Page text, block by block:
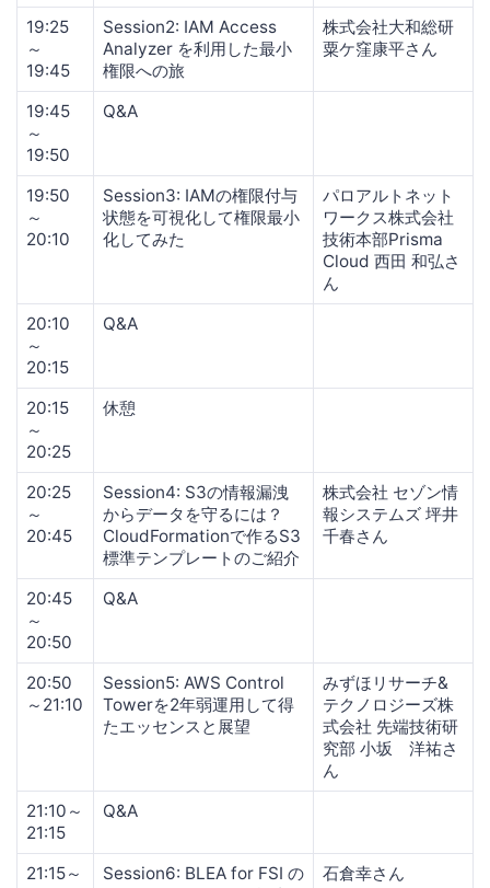
19:25
～
19:45
Session2: IAM Access
Analyzer を利用した最小
権限への旅
株式会社大和総研
粟ケ窪康平さん
19:45
～
19:50
Q&A
19:50
～
20:10
Session3: IAMの権限付与
状態を可視化して権限最小
化してみた
パロアルトネット
ワークス株式会社
技術本部Prisma
Cloud 西田 和弘さ
ん
20:10
～
20:15
Q&A
20:15
～
20:25
休憩
20:25
～
20:45
Session4: S3の情報漏洩
からデータを守るには？
CloudFormationで作るS3
標準テンプレートのご紹介
株式会社 セゾン情
報システムズ 坪井
千春さん
20:45
～
20:50
Q&A
20:50
～21:10
Session5: AWS Control
Towerを2年弱運用して得
たエッセンスと展望
みずほリサーチ&
テクノロジーズ株
式会社 先端技術研
究部 小坂 洋祐さ
ん
21:10～
21:15
Q&A
21:15～
Session6: BLEA for FSI の
石倉幸さん